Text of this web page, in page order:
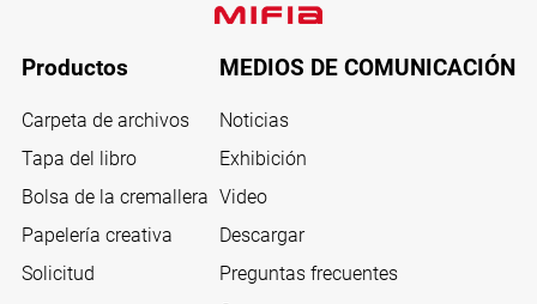
Productos
Carpeta de archivos
Tapa del libro
Bolsa de la cremallera
Papelería creativa
Solicitud
MEDIOS DE COMUNICACIÓN
Noticias
Exhibición
Video
Descargar
Preguntas frecuentes